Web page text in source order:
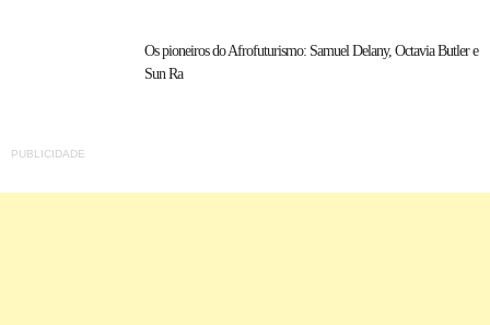
Os pioneiros do Afrofuturismo: Samuel Delany, Octavia Butler e
Sun Ra
PUBLICIDADE